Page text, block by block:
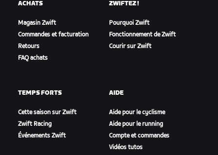
ACHATS
Magasin Zwift
Commandes et facturation
Retours
FAQ achats
ZWIFTEZ !
Pourquoi Zwift
Fonctionnement de Zwift
Courir sur Zwift
TEMPS FORTS
Cette saison sur Zwift
Zwift Racing
Événements Zwift
AIDE
Aide pour le cyclisme
Aide pour le running
Compte et commandes
Vidéos tutos